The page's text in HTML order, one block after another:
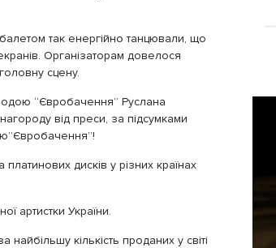
так енергійно танцювали, що
Організаторам довелося
сцену.
“Євробачення” Руслана
від преси, за підсумками
дисків у різних країнах
артистки України.
кількість проданих у світі